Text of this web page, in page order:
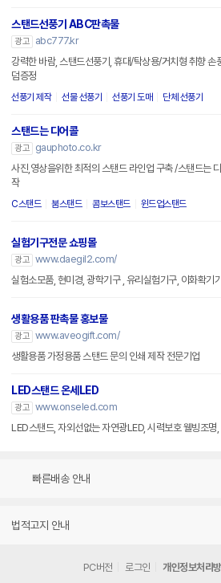
스탠드선풍기 ABC판촉물
광고
abc777.kr
강력한 바람, 스탠드선풍기, 휴대/탁상용/거치형 취향 손
덤증정
선풍기 제작 선물 선풍기 선풍기 도매 단체 선풍기
스탠드는 디어콜
광고
gauphoto.co.kr
사진,영상을위한 최적의 스탠드 라인업 구축 /스탠드는
작
C스탠드 붐스탠드 콤보스탠드 윈드업스탠드
실험기구전문 쇼핑몰
광고 www.daegil2.com/
실험소모품, 현미경, 광학기구 , 유리실험기구, 이화확기기
생활용품 판촉물 홍보물
광고 www.aveogift.com/
생활용품 가정용품 스탠드 문의 인쇄 제작 전문기업
LED스탠드 온세LED
광고 www.onseled.com
LED스탠드, 자외선없는 자연광LED, 시력보호 웰빙조명
빠른배송 안내
법적고지 안내
PC버전 로그인 개인정보처리